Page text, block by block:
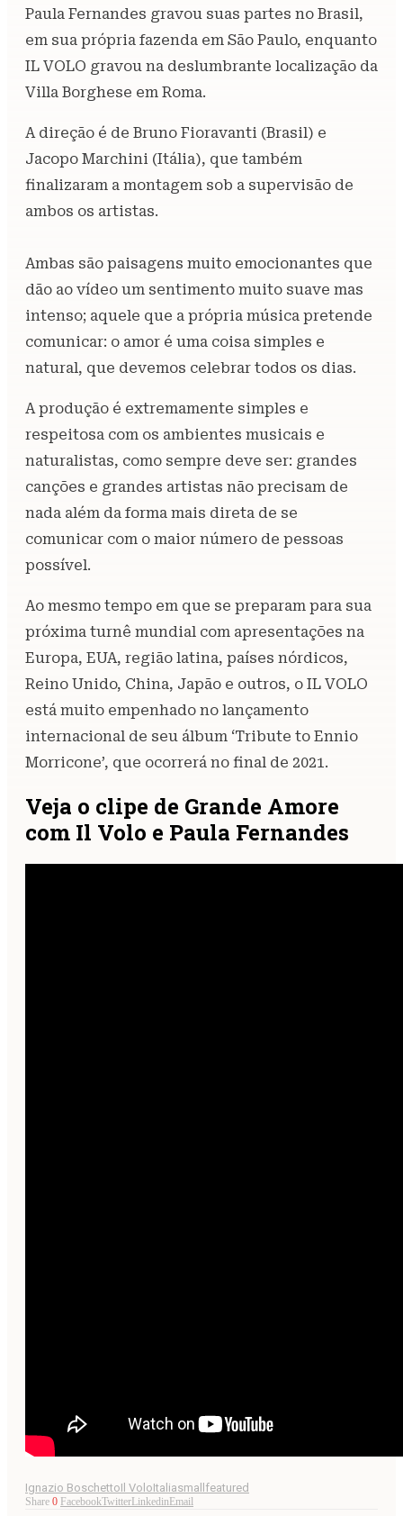
Paula Fernandes gravou suas partes no Brasil,
em sua própria fazenda em São Paulo, enquanto
IL VOLO gravou na deslumbrante localização da
Villa Borghese em Roma.
A direção é de Bruno Fioravanti (Brasil) e
Jacopo Marchini (Itália), que também
finalizaram a montagem sob a supervisão de
ambos os artistas.
Ambas são paisagens muito emocionantes que
dão ao vídeo um sentimento muito suave mas
intenso; aquele que a própria música pretende
comunicar: o amor é uma coisa simples e
natural, que devemos celebrar todos os dias.
A produção é extremamente simples e
respeitosa com os ambientes musicais e
naturalistas, como sempre deve ser: grandes
canções e grandes artistas não precisam de
nada além da forma mais direta de se
comunicar com o maior número de pessoas
possível.
Ao mesmo tempo em que se preparam para sua
próxima turnê mundial com apresentações na
Europa, EUA, região latina, países nórdicos,
Reino Unido, China, Japão e outros, o IL VOLO
está muito empenhado no lançamento
internacional de seu álbum ‘Tribute to Ennio
Morricone’, que ocorrerá no final de 2021.
Veja o clipe de Grande Amore
com Il Volo e Paula Fernandes
Ignazio BoschettoIl VoloItaliasmallfeatured
Share 0 FacebookTwitterLinkedinEmail